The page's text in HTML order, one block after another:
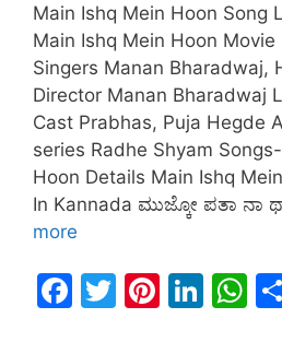
Main Ishq Mein Hoon Song
Main Ishq Mein Hoon Movie
Singers Manan Bharadwaj,
Director Manan Bharadwaj
Cast Prabhas, Puja Hegde
series Radhe Shyam
Hoon Details Main Ishq
In Kannada ಮುಜ್ಕೋ ಪತಾ ನಾ
more
F
T
Pi Li W